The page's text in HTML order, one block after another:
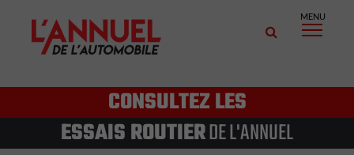
MENU
CONSULTEZ LES
ESSAIS ROUTIERDE L'ANNUEL